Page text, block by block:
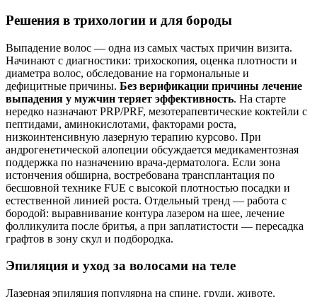
Решения в трихологии и для бороды
Выпадение волос — одна из самых частых причин визита.
Начинают с диагностики: трихоскопия, оценка плотности и
диаметра волос, обследование на гормональные и
дефицитные причины. Без верификации причины лечение
выпадения у мужчин теряет эффективность. На старте
нередко назначают PRP/PRF, мезотерапевтические коктейли с
пептидами, аминокислотами, факторами роста,
низкоинтенсивную лазерную терапию курсово. При
андрогенетической алопеции обсуждается медикаментозная
поддержка по назначению врача-дерматолога. Если зона
истончения обширна, востребована трансплантация по
бесшовной технике FUE с высокой плотностью посадки и
естественной линией роста. Отдельный тренд — работа с
бородой: выравнивание контура лазером на шее, лечение
фолликулита после бритья, а при заплатистости — пересадка
графтов в зону скул и подбородка.
Эпиляция и уход за волосами на теле
Лазерная эпиляция популярна на спине, груди, животе,